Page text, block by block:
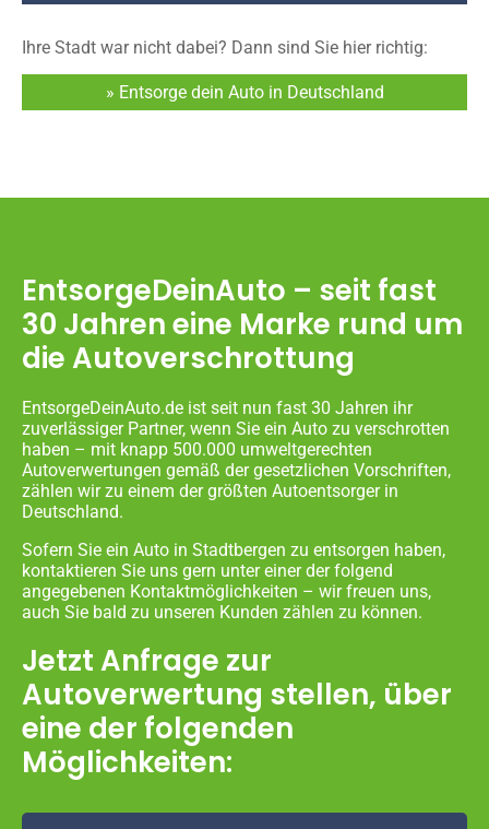
Ihre Stadt war nicht dabei? Dann sind Sie hier richtig:
» Entsorge dein Auto in Deutschland
EntsorgeDeinAuto – seit fast
30 Jahren eine Marke rund um
die Autoverschrottung
EntsorgeDeinAuto.de ist seit nun fast 30 Jahren ihr
zuverlässiger Partner, wenn Sie ein Auto zu verschrotten
haben – mit knapp 500.000 umweltgerechten
Autoverwertungen gemäß der gesetzlichen Vorschriften,
zählen wir zu einem der größten Autoentsorger in
Deutschland.
Sofern Sie ein Auto in Stadtbergen zu entsorgen haben,
kontaktieren Sie uns gern unter einer der folgend
angegebenen Kontaktmöglichkeiten – wir freuen uns,
auch Sie bald zu unseren Kunden zählen zu können.
Jetzt Anfrage zur
Autoverwertung stellen, über
eine der folgenden
Möglichkeiten: